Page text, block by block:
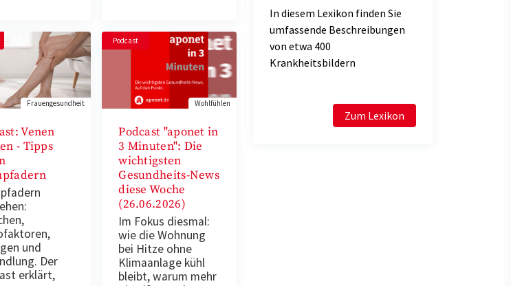
Frauengesundheit
Venen
- Tipps
und
Der
erklärt,
Podcast
Wohlfühlen
Podcast "aponet in
3 Minuten": Die
wichtigsten
Gesundheits-News
diese Woche
(26.06.2026)
Im Fokus diesmal:
wie die Wohnung
bei Hitze ohne
Klimaanlage kühl
bleibt, warum mehr
In diesem Lexikon finden Sie
umfassende Beschreibungen
von etwa 400
Krankheitsbildern
Zum Lexikon